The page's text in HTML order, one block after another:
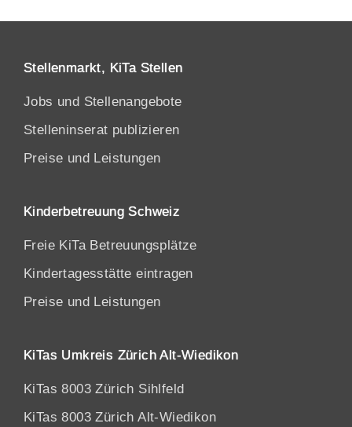
Stellenmarkt, KiTa Stellen
Jobs und Stellenangebote
Stelleninserat publizieren
Preise und Leistungen
Kinderbetreuung Schweiz
Freie KiTa Betreuungsplätze
Kindertagesstätte eintragen
Preise und Leistungen
KiTas Umkreis Zürich Alt-Wiedikon
KiTas 8003 Zürich Sihlfeld
KiTas 8003 Zürich Alt-Wiedikon